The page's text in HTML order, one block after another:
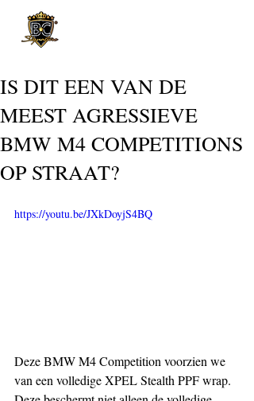
IS DIT EEN VAN DE
MEEST AGRESSIEVE
BMW M4 COMPETITIONS
OP STRAAT?
https://youtu.be/JXkDoyjS4BQ
Deze BMW M4 Competition voorzien we
van een volledige XPEL Stealth PPF wrap.